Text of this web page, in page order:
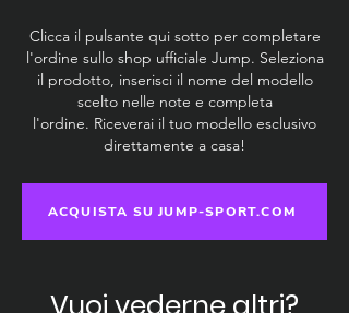
Clicca il pulsante qui sotto per completare
l'ordine sullo shop ufficiale Jump. Seleziona
il prodotto, inserisci il nome del modello
scelto nelle note e completa
l'ordine. Riceverai il tuo modello esclusivo
direttamente a casa!
ACQUISTA SU JUMP-SPORT.COM